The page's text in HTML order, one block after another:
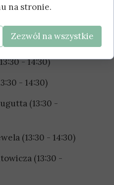
15:00)
- 14:30)
- 14:30)
(13:30 -
(13:30 - 14:30)
(13:30 -
na stronie.
Zezwól na wszystkie